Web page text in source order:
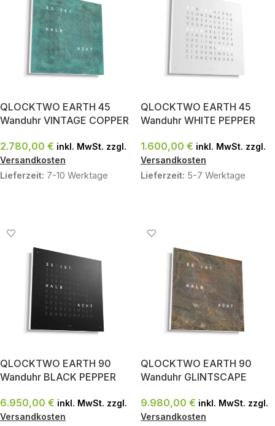
QLOCKTWO EARTH 45
Wanduhr VINTAGE COPPER
2.780,00 € inkl. MwSt. zzgl.
Versandkosten
Lieferzeit: 7-10 Werktage
QLOCKTWO EARTH 45
Wanduhr WHITE PEPPER
1.600,00 € inkl. MwSt. zzgl.
Versandkosten
Lieferzeit: 5-7 Werktage
QLOCKTWO EARTH 90
Wanduhr BLACK PEPPER
6.950,00 € inkl. MwSt. zzgl.
Versandkosten
QLOCKTWO EARTH 90
Wanduhr GLINTSCAPE
9.980,00 € inkl. MwSt. zzgl.
Versandkosten